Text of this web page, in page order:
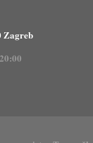
Zagreb